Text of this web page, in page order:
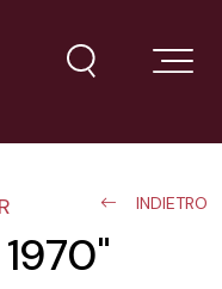
INDIETRO